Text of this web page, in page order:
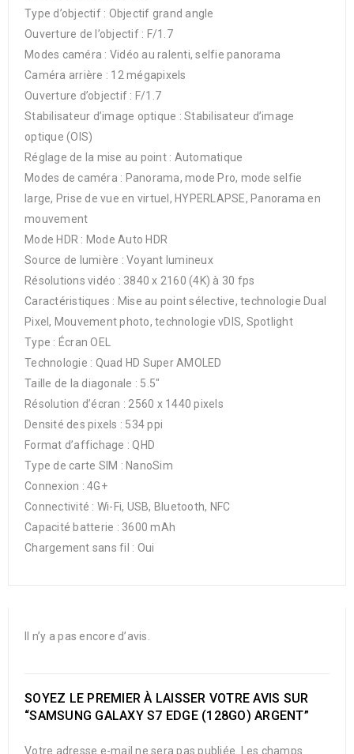
Type d’objectif : Objectif grand angle
Ouverture de l’objectif : F/1.7
Modes caméra : Vidéo au ralenti, selfie panorama
Caméra arrière : 12 mégapixels
Ouverture d’objectif : F/1.7
Stabilisateur d’image optique : Stabilisateur d’image
optique (OIS)
Réglage de la mise au point : Automatique
Modes de caméra : Panorama, mode Pro, mode selfie
large, Prise de vue en virtuel, HYPERLAPSE, Panorama en
mouvement
Mode HDR : Mode Auto HDR
Source de lumière : Voyant lumineux
Résolutions vidéo : 3840 x 2160 (4K) à 30 fps
Caractéristiques : Mise au point sélective, technologie Dual
Pixel, Mouvement photo, technologie vDIS, Spotlight
Type : Écran OEL
Technologie : Quad HD Super AMOLED
Taille de la diagonale : 5.5″
Résolution d’écran : 2560 x 1440 pixels
Densité des pixels : 534 ppi
Format d’affichage : QHD
Type de carte SIM : NanoSim
Connexion : 4G+
Connectivité : Wi-Fi, USB, Bluetooth, NFC
Capacité batterie : 3600 mAh
Chargement sans fil : Oui
Il n’y a pas encore d’avis.
SOYEZ LE PREMIER À LAISSER VOTRE AVIS SUR
“SAMSUNG GALAXY S7 EDGE (128GO) ARGENT”
Votre adresse e-mail ne sera pas publiée. Les champs